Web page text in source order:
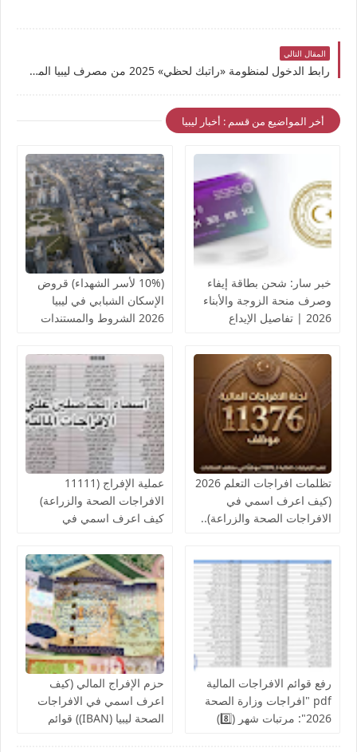
المقال التالي
رابط الدخول لمنظومة «راتبك لحظي» 2025 من مصرف ليبيا المركزي للاستعلام عن المرتبات وتفاصيل التسجيل
أخر المواضيع من قسم : أخبار ليبيا
خبر سار: شحن بطاقة إيفاء
وصرف منحة الزوجة والأبناء
2026 | تفاصيل الإيداع
(10% لأسر الشهداء) قروض
الإسكان الشبابي في ليبيا
2026 الشروط والمستندات
والتعديلات الجديدة
تظلمات افراجات التعلم 2026
(كيف اعرف اسمي في
الافراجات الصحة والزراعة)..
الصحة ومراقبات التعليم
عملية الإفراج (11111
الافراجات الصحة والزراعة)
كيف اعرف اسمي في
لإنجاز الإفراج المالي عن
رواتب الموظفين لشهر
أغسطس
رفع قوائم الافراجات المالية
pdf "افراجات وزارة الصحة
2026": مرتبات شهر (8️⃣)
حزم الإفراج المالي (كيف
اعرف اسمي في الافراجات
الصحة ليبيا (IBAN)) قوائم